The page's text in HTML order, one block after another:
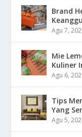
Brand
Agu 7,
Mie
Kuliner
Agu 6,
Tips
Yang
Agu 5,